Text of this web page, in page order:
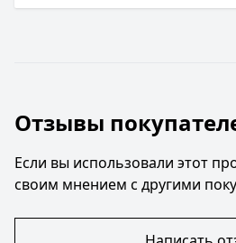
Отзывы
Если вы использовали этот
своим мнением с другими